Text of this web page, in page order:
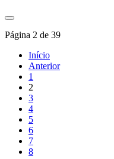
Página 2 de 39
Início
Anterior
1
2
3
4
5
6
7
8